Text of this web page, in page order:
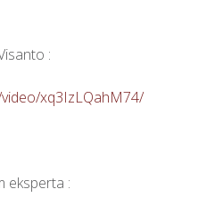
:
xq3IzLQahM74/
eksperta :